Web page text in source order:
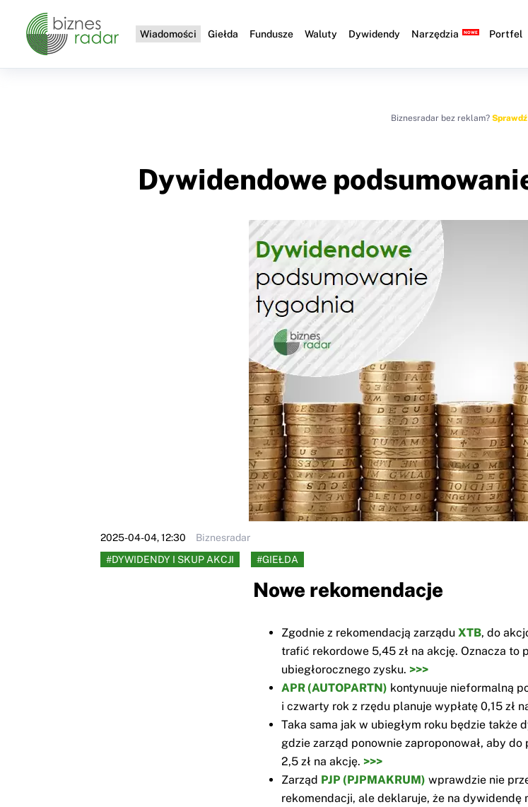
Wiadomości Giełda Fundusze Waluty Dywidendy Narzędzia Portfel
Biznesradar bez reklam? Sprawdź
Dywidendowe
2025-04-04, 12:30
Biznesradar
#DYWIDENDY I SKUP AKCJI
#GIEŁDA
Nowe rekomendacje
Zgodnie z rekomendacją zarządu XTB, do
trafić rekordowe 5,45 zł na akcję. Oznacza to
ubiegłorocznego zysku. >>>
APR (AUTOPARTN) kontynuuje nieformalną
i czwarty rok z rzędu planuje wypłatę 0,15 zł
Taka sama jak w ubiegłym roku będzie także
gdzie zarząd ponownie zaproponował, aby
2,5 zł na akcję. >>>
Zarząd PJP (PJPMAKRUM) wprawdzie nie
rekomendacji, ale deklaruje, że na dywidendę